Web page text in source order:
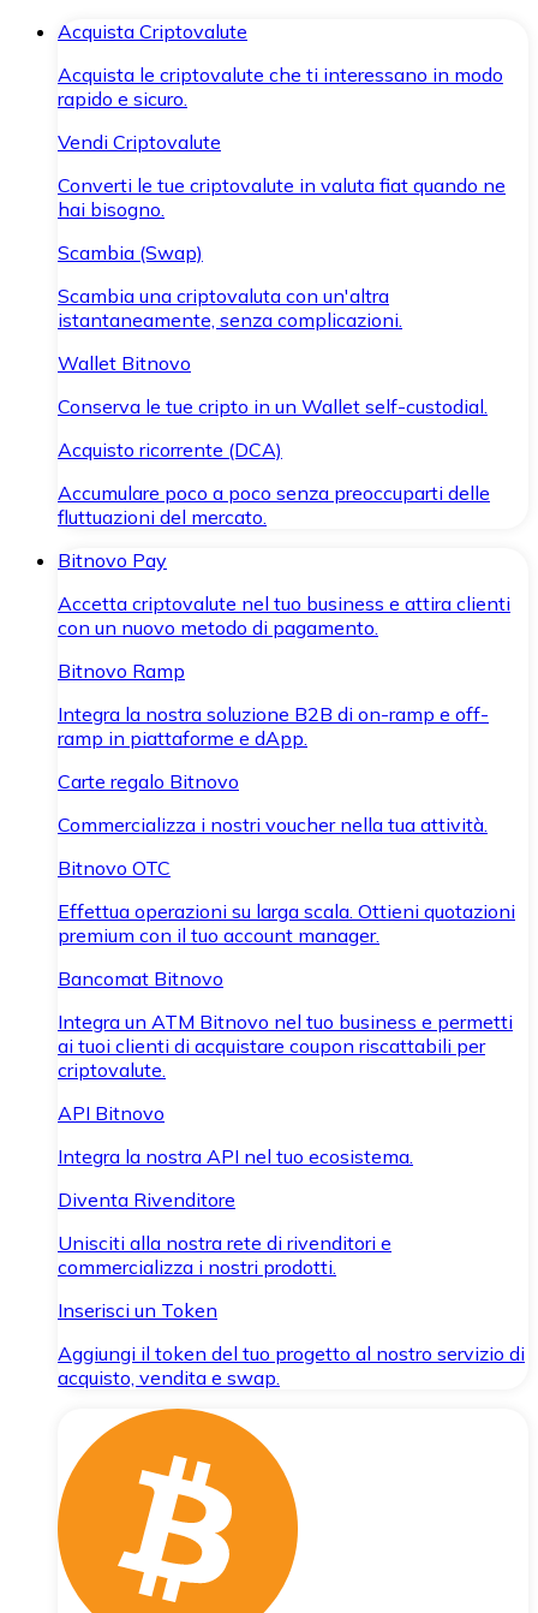
Acquista Criptovalute
Acquista le criptovalute che ti interessano in modo
rapido e sicuro.
Vendi Criptovalute
Converti le tue criptovalute in valuta fiat quando ne
hai bisogno.
Scambia (Swap)
Scambia una criptovaluta con un'altra
istantaneamente, senza complicazioni.
Wallet Bitnovo
Conserva le tue cripto in un Wallet self-custodial.
Acquisto ricorrente (DCA)
Accumulare poco a poco senza preoccuparti delle
fluttuazioni del mercato.
Bitnovo Pay
Accetta criptovalute nel tuo business e attira clienti
con un nuovo metodo di pagamento.
Bitnovo Ramp
Integra la nostra soluzione B2B di on-ramp e off-
ramp in piattaforme e dApp.
Carte regalo Bitnovo
Commercializza i nostri voucher nella tua attività.
Bitnovo OTC
Effettua operazioni su larga scala. Ottieni quotazioni
premium con il tuo account manager.
Bancomat Bitnovo
Integra un ATM Bitnovo nel tuo business e permetti
ai tuoi clienti di acquistare coupon riscattabili per
criptovalute.
API Bitnovo
Integra la nostra API nel tuo ecosistema.
Diventa Rivenditore
Unisciti alla nostra rete di rivenditori e
commercializza i nostri prodotti.
Inserisci un Token
Aggiungi il token del tuo progetto al nostro servizio di
acquisto, vendita e swap.